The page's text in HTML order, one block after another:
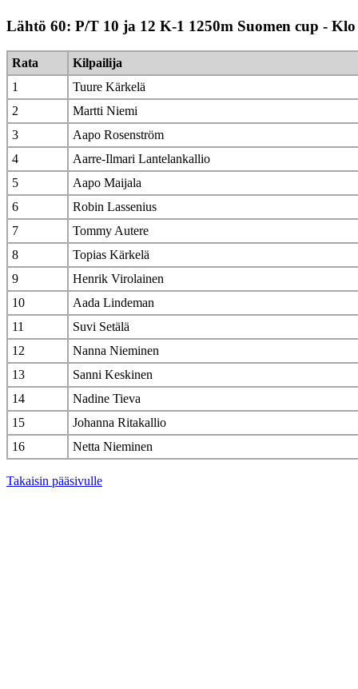
Lähtö 60: P/T 10 ja 12 K-1 1250m Suomen cup -
Rata
Kilpailija
1
Tuure Kärkelä
2
Martti Niemi
3
Aapo Rosenström
4
Aarre-Ilmari Lantelankallio
5
Aapo Maijala
6
Robin Lassenius
7
Tommy Autere
8
Topias Kärkelä
9
Henrik Virolainen
10
Aada Lindeman
11
Suvi Setälä
12
Nanna Nieminen
13
Sanni Keskinen
14
Nadine Tieva
15
Johanna Ritakallio
16
Netta Nieminen
Takaisin pääsivulle